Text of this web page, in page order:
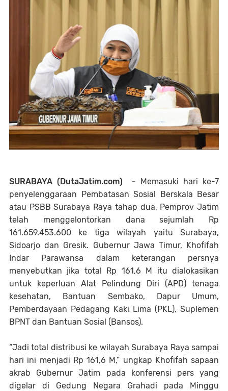
SURABAYA (DutaJatim.com) - Memasuki hari ke-7
penyelenggaraan Pembatasan Sosial Berskala Besar
atau PSBB Surabaya Raya tahap dua, Pemprov Jatim
telah menggelontorkan dana sejumlah Rp
161.659.453.600 ke tiga wilayah yaitu Surabaya,
Sidoarjo dan Gresik. Gubernur Jawa Timur, Khofifah
Indar Parawansa dalam keterangan persnya
menyebutkan jika total Rp 161,6 M itu dialokasikan
untuk keperluan Alat Pelindung Diri (APD) tenaga
kesehatan, Bantuan Sembako, Dapur Umum,
Pemberdayaan Pedagang Kaki Lima (PKL), Suplemen
BPNT dan Bantuan Sosial (Bansos).
“Jadi total distribusi ke wilayah Surabaya Raya sampai
hari ini menjadi Rp 161,6 M,” ungkap Khofifah sapaan
akrab Gubernur Jatim pada konferensi pers yang
digelar di Gedung Negara Grahadi pada Minggu